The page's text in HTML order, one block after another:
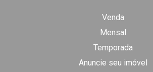
Venda
Mensal
Temporada
Anuncie seu imóvel